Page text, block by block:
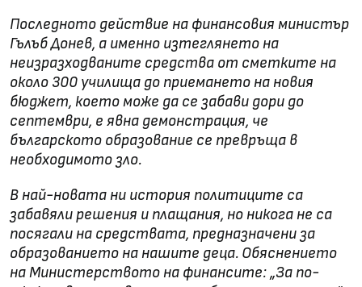
Последното действие на финансовия министър
Гълъб Донев, а именно изтеглянето на
неизразходваните средства от сметките на
около 300 училища до приемането на новия
бюджет, което може да се забави дори до
септември, е явна демонстрация, че
българското образование се превръща в
необходимото зло.
В най-новата ни история политиците са
забавяли решения и плащания, но никога не са
посягали на средствата, предназначени за
образованието на нашите деца. Обяснението
на Министерството на финансите: „За по-